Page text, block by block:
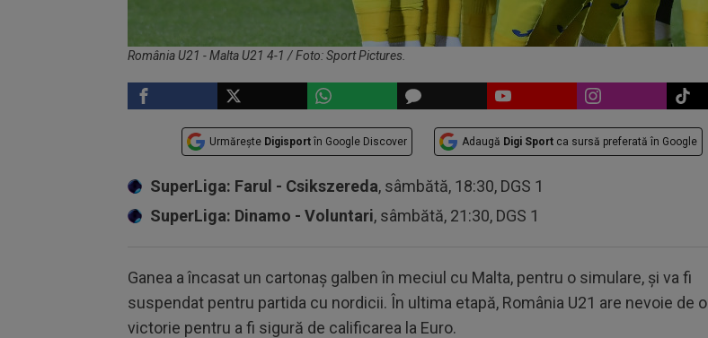
România U21 - Malta U21 4-1 / Foto: Sport Pictures.
Urmărește Digisport în Google Discover Adaugă Digi Sport ca sursă preferată în Google
SuperLiga: Farul - Csikszereda, sâmbătă, 18:30, DGS 1
SuperLiga: Dinamo - Voluntari, sâmbătă, 21:30, DGS 1
Ganea a încasat un cartonaș galben în meciul cu Malta, pentru o simulare, și va fi
suspendat pentru partida cu nordicii. În ultima etapă, România U21 are nevoie de o
victorie pentru a fi sigură de calificarea la Euro.